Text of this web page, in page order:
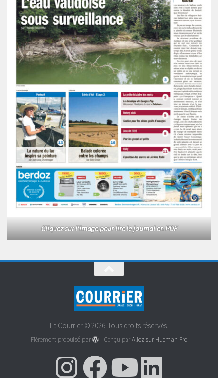
Cliquez sur l'image pour lire le journal en PDF
Le Courrier © 2026. Tous droits réservés.
Fièrement propulsé par - Conçu parAllez sur Hueman Pro